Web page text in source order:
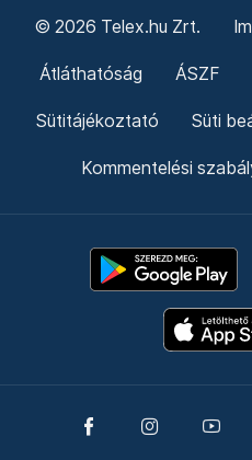
© 2026 Telex.hu Zrt.
Átláthatóság ÁSZF
Sütitájékoztató Süti
Kommentelési